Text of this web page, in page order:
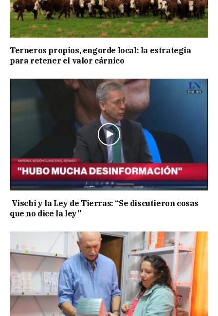
Terneros propios, engorde local: la estrategia
para retener el valor cárnico
Vischi y la Ley de Tierras: “Se discutieron cosas
que no dice la ley”